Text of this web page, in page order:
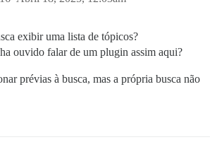
exibir uma lista de tópicos?
ouvido falar de um plugin assim aqui?
prévias à busca, mas a própria busca não